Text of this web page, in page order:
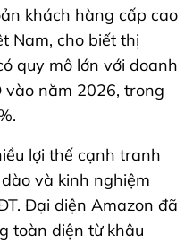
khách hàng cấp cao
Nam, cho biết thị
quy mô lớn với doanh
vào năm 2026, trong
lợi thế cạnh tranh
và kinh nghiệm
Đại diện Amazon đã
toàn diện từ khâu